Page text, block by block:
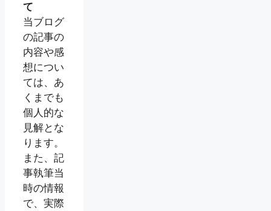
て
当ブログ
の記事の
内容や感
想につい
ては、あ
くまでも
個人的な
見解とな
ります。
また、記
事執筆当
時の情報
で、実際